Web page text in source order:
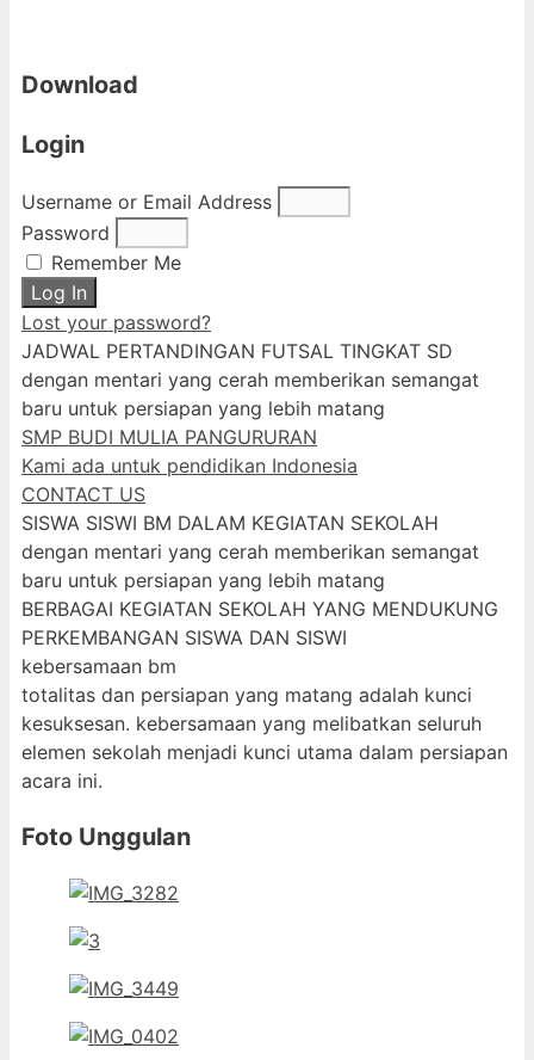
Download
Login
Username or Email Address
Password
Remember Me
Log In
Lost your password?
JADWAL PERTANDINGAN FUTSAL TINGKAT SD
dengan mentari yang cerah memberikan semangat
baru untuk persiapan yang lebih matang
SMP BUDI MULIA PANGURURAN
Kami ada untuk pendidikan Indonesia
CONTACT US
SISWA SISWI BM DALAM KEGIATAN SEKOLAH
dengan mentari yang cerah memberikan semangat
baru untuk persiapan yang lebih matang
BERBAGAI KEGIATAN SEKOLAH YANG MENDUKUNG
PERKEMBANGAN SISWA DAN SISWI
kebersamaan bm
totalitas dan persiapan yang matang adalah kunci
kesuksesan. kebersamaan yang melibatkan seluruh
elemen sekolah menjadi kunci utama dalam persiapan
acara ini.
Foto Unggulan